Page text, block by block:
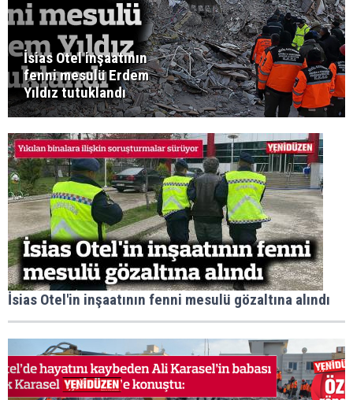
İsias Otel inşaatının
fenni mesulü Erdem
Yıldız tutuklandı
İsias Otel'in inşaatının fenni mesulü gözaltına alındı